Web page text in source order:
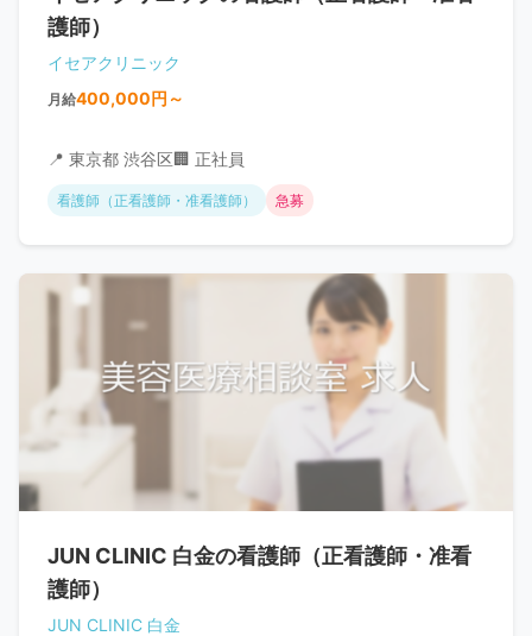
護師）
イセアクリニック
月給400,000円～
📍 東京都 渋谷区🏢 正社員
看護師（正看護師・准看護師） 急募
JUN CLINIC 白金の看護師（正看護師・准看
護師）
JUN CLINIC 白金